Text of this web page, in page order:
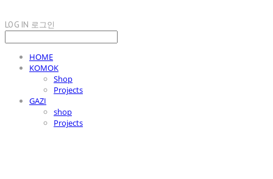
LOG IN 로그인
HOME
KOMOK
Shop
Projects
GAZI
shop
Projects